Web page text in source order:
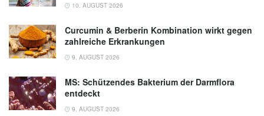
10. AUGUST 2026
Curcumin & Berberin Kombination wirkt gegen
zahlreiche Erkrankungen
9. AUGUST 2026
MS: Schützendes Bakterium der Darmflora
entdeckt
9. AUGUST 2026